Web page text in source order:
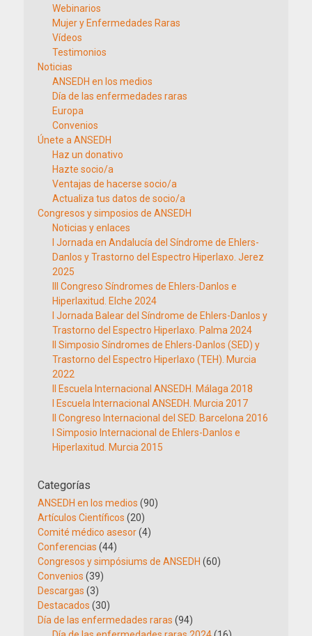
Webinarios
Mujer y Enfermedades Raras
Vídeos
Testimonios
Noticias
ANSEDH en los medios
Día de las enfermedades raras
Europa
Convenios
Únete a ANSEDH
Haz un donativo
Hazte socio/a
Ventajas de hacerse socio/a
Actualiza tus datos de socio/a
Congresos y simposios de ANSEDH
Noticias y enlaces
I Jornada en Andalucía del Síndrome de Ehlers-
Danlos y Trastorno del Espectro Hiperlaxo. Jerez
2025
III Congreso Síndromes de Ehlers-Danlos e
Hiperlaxitud. Elche 2024
I Jornada Balear del Síndrome de Ehlers-Danlos y
Trastorno del Espectro Hiperlaxo. Palma 2024
II Simposio Síndromes de Ehlers-Danlos (SED) y
Trastorno del Espectro Hiperlaxo (TEH). Murcia
2022
II Escuela Internacional ANSEDH. Málaga 2018
I Escuela Internacional ANSEDH. Murcia 2017
II Congreso Internacional del SED. Barcelona 2016
I Simposio Internacional de Ehlers-Danlos e
Hiperlaxitud. Murcia 2015
Categorías
ANSEDH en los medios (90)
Artículos Científicos (20)
Comité médico asesor(4)
Conferencias (44)
Congresos y simpósiums de ANSEDH (60)
Convenios (39)
Descargas (3)
Destacados (30)
Día de las enfermedades raras (94)